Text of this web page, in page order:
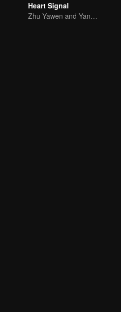
Heart Signal
Zhu Yawen and Yang Chao Yue analyse love signal